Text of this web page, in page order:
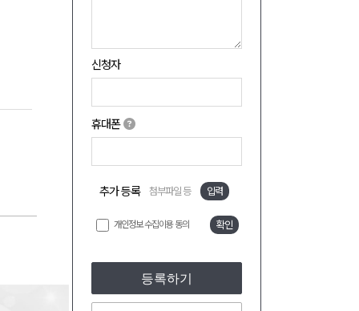
신청자
휴대폰
추가 등록 첨부파일 등 입력
개인정보 수집이용 동의 확인
등록하기